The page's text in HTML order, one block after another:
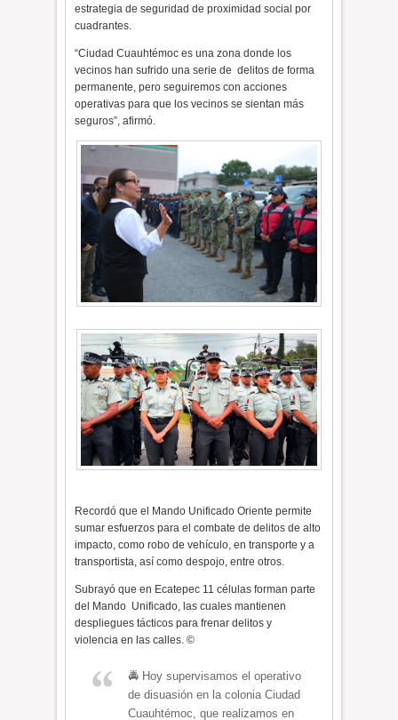
estrategia de seguridad de proximidad social por
cuadrantes.
“Ciudad Cuauhtémoc es una zona donde los
vecinos han sufrido una serie de delitos de forma
permanente, pero seguiremos con acciones
operativas para que los vecinos se sientan más
seguros”, afirmó.
Recordó que el Mando Unificado Oriente permite
sumar esfuerzos para el combate de delitos de alto
impacto, como robo de vehículo, en transporte y a
transportista, así como despojo, entre otros.
Subrayó que en Ecatepec 11 células forman parte
del Mando Unificado, las cuales mantienen
despliegues tácticos para frenar delitos y
violencia en las calles. ©
🚔 Hoy supervisamos el operativo
de disuasión en la colonia Ciudad
Cuauhtémoc, que realizamos en